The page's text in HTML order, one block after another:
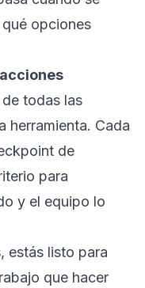
opciones
todas las
herramienta. Cada
de
para
y el equipo lo
estás listo para
que hacer